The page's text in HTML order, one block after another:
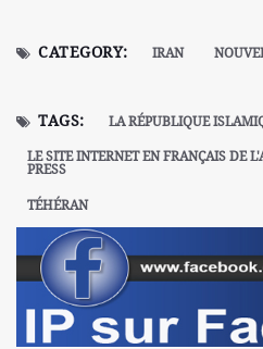
CATEGORY: IRAN
TAGS:
LA RÉPUBLIQUE
LE SITE INTERNET EN FRANÇAIS DE
PRESS
TÉHÉRAN